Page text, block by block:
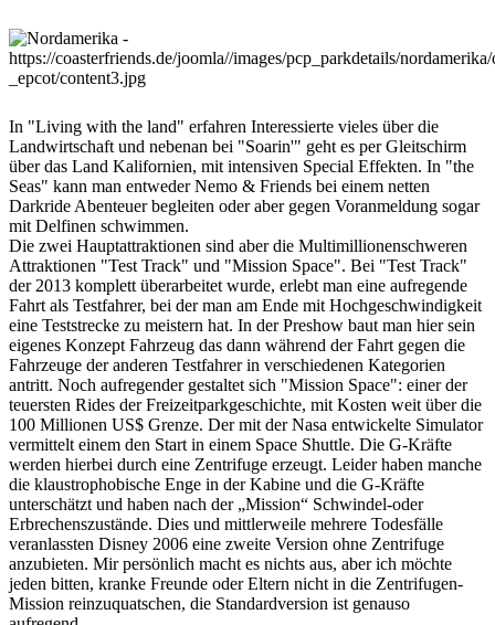
In "Living with the land" erfahren Interessierte vieles über die
Landwirtschaft und nebenan bei "Soarin'" geht es per Gleitschirm
über das Land Kalifornien, mit intensiven Special Effekten. In "the
Seas" kann man entweder Nemo & Friends bei einem netten
Darkride Abenteuer begleiten oder aber gegen Voranmeldung sogar
mit Delfinen schwimmen.
Die zwei Hauptattraktionen sind aber die Multimillionenschweren
Attraktionen "Test Track" und "Mission Space". Bei "Test Track"
der 2013 komplett überarbeitet wurde, erlebt man eine aufregende
Fahrt als Testfahrer, bei der man am Ende mit Hochgeschwindigkeit
eine Teststrecke zu meistern hat. In der Preshow baut man hier sein
eigenes Konzept Fahrzeug das dann während der Fahrt gegen die
Fahrzeuge der anderen Testfahrer in verschiedenen Kategorien
antritt. Noch aufregender gestaltet sich "Mission Space": einer der
teuersten Rides der Freizeitparkgeschichte, mit Kosten weit über die
100 Millionen US$ Grenze. Der mit der Nasa entwickelte Simulator
vermittelt einem den Start in einem Space Shuttle. Die G-Kräfte
werden hierbei durch eine Zentrifuge erzeugt. Leider haben manche
die klaustrophobische Enge in der Kabine und die G-Kräfte
unterschätzt und haben nach der „Mission“ Schwindel-oder
Erbrechenszustände. Dies und mittlerweile mehrere Todesfälle
veranlassten Disney 2006 eine zweite Version ohne Zentrifuge
anzubieten. Mir persönlich macht es nichts aus, aber ich möchte
jeden bitten, kranke Freunde oder Eltern nicht in die Zentrifugen-
Mission reinzuquatschen, die Standardversion ist genauso